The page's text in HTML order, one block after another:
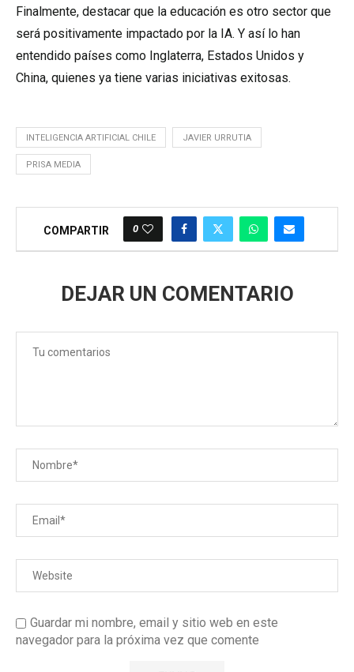
Finalmente, destacar que la educación es otro sector que
será positivamente impactado por la IA. Y así lo han
entendido países como Inglaterra, Estados Unidos y
China, quienes ya tiene varias iniciativas exitosas.
INTELIGENCIA ARTIFICIAL CHILE JAVIER URRUTIA
PRISA MEDIA
COMPARTIR 0
DEJAR UN COMENTARIO
Guardar mi nombre, email y sitio web en este
navegador para la próxima vez que comente